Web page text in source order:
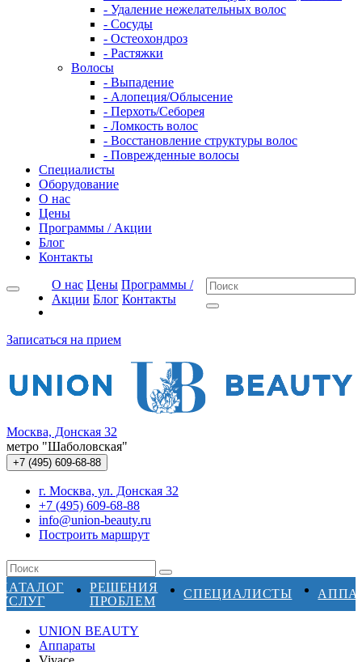
- Удаление нежелательных волос
- Сосуды
- Остеохондроз
- Растяжки
Волосы
- Выпадение
- Алопеция/Облысение
- Перхоть/Себорея
- Ломкость волос
- Восстановление структуры волос
- Поврежденные волосы
Специалисты
Оборудование
О нас
Цены
Программы / Акции
Блог
Контакты
О нас Цены Программы /
Акции Блог Контакты
Записаться на прием
Москва, Донская 32
метро "Шаболовская"
+7 (495) 609-68-88
г. Москва, ул. Донская 32
+7 (495) 609-68-88
info@union-beauty.ru
Построить маршрут
КАТАЛОГ
УСЛУГ
РЕШЕНИЯ
ПРОБЛЕМ
СПЕЦИАЛИСТЫ
UNION BEAUTY
Аппараты